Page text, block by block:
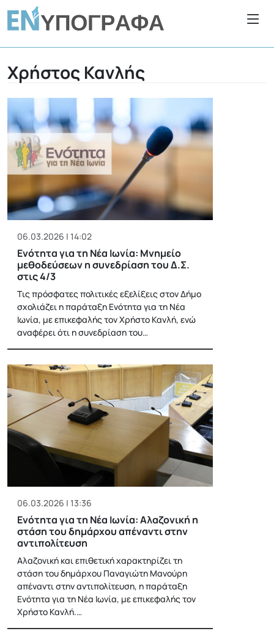
Χρήστος Κανλής
06.03.2026 | 14:02
Ενότητα για τη Νέα Ιωνία: Μνημείο
μεθοδεύσεων η συνεδρίαση του Δ.Σ.
στις 4/3
Tις πρόσφατες πολιτικές εξελίξεις στον Δήμο
σχολιάζει η παράταξη Ενότητα για τη Νέα
Ιωνία, με επικεφαλής τον Χρήστο Κανλή, ενώ
αναφέρει ότι η συνεδρίαση του…
06.03.2026 | 13:36
Ενότητα για τη Νέα Ιωνία: Αλαζονική η
στάση του δημάρχου απέναντι στην
αντιπολίτευση
Αλαζονική και επιθετική χαρακτηρίζει τη
στάση του δημάρχου Παναγιώτη Μανούρη
απέναντι στην αντιπολίτευση, η παράταξη
Ενότητα για τη Νέα Ιωνία, με επικεφαλής τον
Χρήστο Κανλή.…